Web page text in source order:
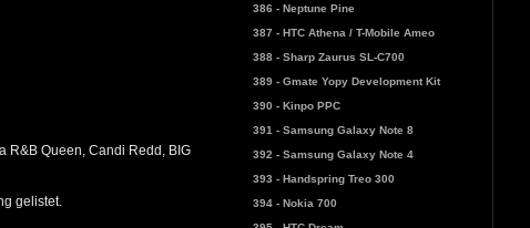
386 - Neptune Pine
387 - HTC Athena / T-Mobile Ameo
388 - Sharp Zaurus SL-C700
389 - Gmate Yopy Development Kit
390 - Kinpo PPC
391 - Samsung Galaxy Note 8
392 - Samsung Galaxy Note 4
393 - Handspring Treo 300
394 - Nokia 700
R&B Queen, Candi Redd, BIG
gelistet.